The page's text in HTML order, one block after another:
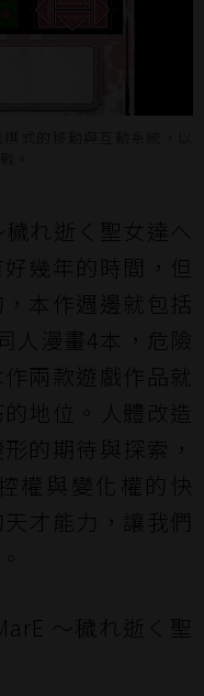
れ逝く聖女達へ
幾年的時間，但
本作週邊就包括
人漫畫4本，危險
兩款遊戲作品就
地位。人體改造
的期待與探索，
權與變化權的快
才能力，讓我們
～穢れ逝く聖